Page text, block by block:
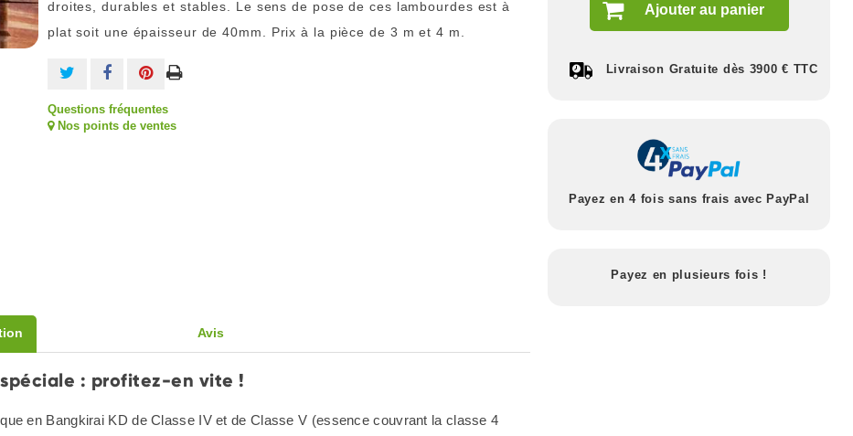
droites, durables et stables. Le sens de pose de ces lambourdes est à
plat soit une épaisseur de 40mm. Prix à la pièce de 3 m et 4 m.
Questions fréquentes
Nos points de ventes
Ajouter au panier
Livraison Gratuite dès 3900 € TTC
Payez en 4 fois sans frais avec PayPal
Payez en plusieurs fois !
Avis
spéciale : profitez-en vite !
en Bangkirai KD de Classe IV et de Classe V (essence couvrant la classe 4